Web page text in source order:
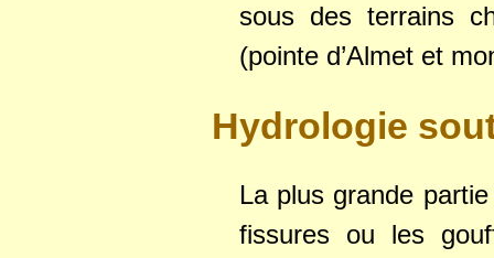
sous des terrains
(pointe d’Almet et
Hydrologie
La plus grande
fissures ou les